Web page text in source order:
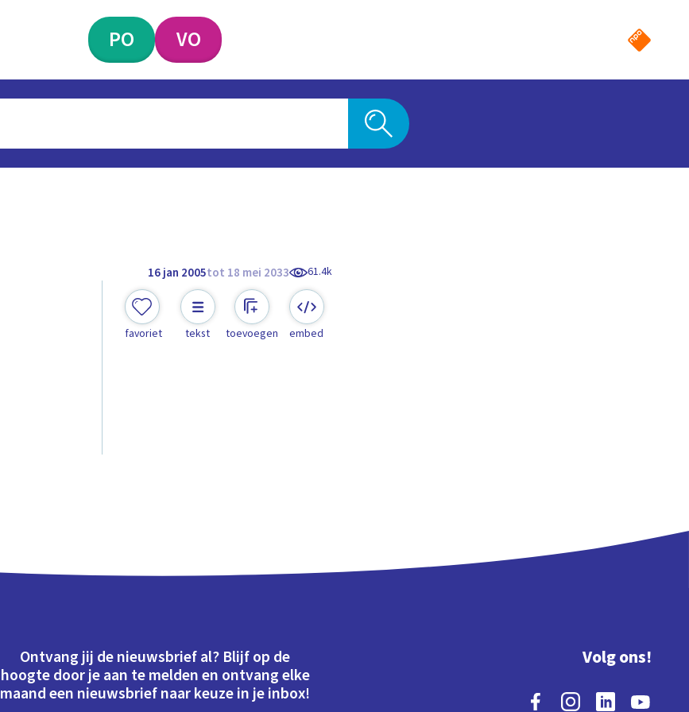
PO VO
16 jan 2005tot 18 mei 2033 61.4k
favoriet tekst toevoegen embed
Ontvang jij de nieuwsbrief al? Blijf op de
hoogte door je aan te melden en ontvang elke
maand een nieuwsbrief naar keuze in je inbox!
Volg ons!